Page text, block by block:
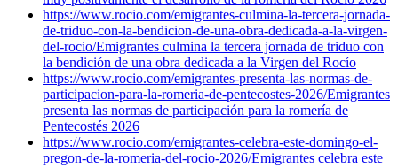
https://www.rocio.com/emigrantes-culmina-la-tercera-jornada-
de-triduo-con-la-bendicion-de-una-obra-dedicada-a-la-virgen-
del-rocio/Emigrantes culmina la tercera jornada de triduo con
la bendición de una obra dedicada a la Virgen del Rocío
https://www.rocio.com/emigrantes-presenta-las-normas-de-
participacion-para-la-romeria-de-pentecostes-2026/Emigrantes
presenta las normas de participación para la romería de
Pentecostés 2026
https://www.rocio.com/emigrantes-celebra-este-domingo-el-
pregon-de-la-romeria-del-rocio-2026/Emigrantes celebra este